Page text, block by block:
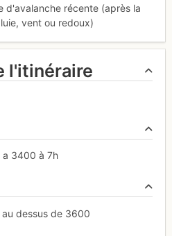
d'avalanche récente (après la
vent ou redoux)
l'itinéraire
a 3400 à 7h
dessus de 3600